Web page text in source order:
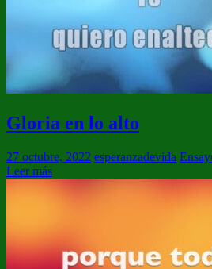
Gloria en lo alto
27 octubre, 2022 esperanzadevida
Leer más